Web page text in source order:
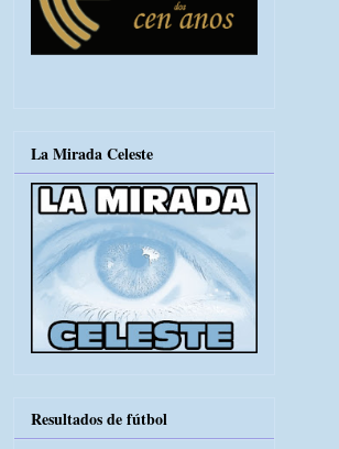
La Mirada Celeste
Resultados de fútbol